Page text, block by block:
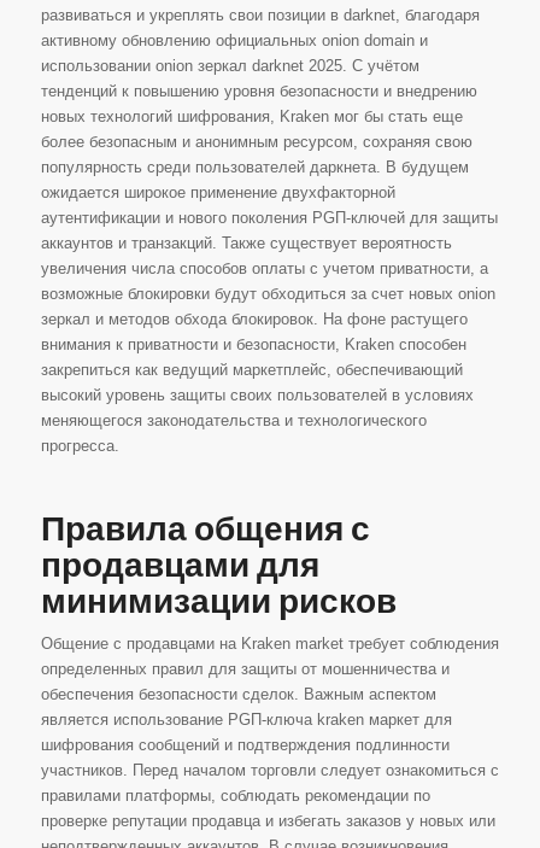
развиваться и укреплять свои позиции в darknet, благодаря
активному обновлению официальных onion domain и
использовании onion зеркал darknet 2025. С учётом
тенденций к повышению уровня безопасности и внедрению
новых технологий шифрования, Kraken мог бы стать еще
более безопасным и анонимным ресурсом, сохраняя свою
популярность среди пользователей даркнета. В будущем
ожидается широкое применение двухфакторной
аутентификации и нового поколения PGП-ключей для защиты
аккаунтов и транзакций. Также существует вероятность
увеличения числа способов оплаты с учетом приватности, а
возможные блокировки будут обходиться за счет новых onion
зеркал и методов обхода блокировок. На фоне растущего
внимания к приватности и безопасности, Kraken способен
закрепиться как ведущий маркетплейс, обеспечивающий
высокий уровень защиты своих пользователей в условиях
меняющегося законодательства и технологического
прогресса.
Правила общения с
продавцами для
минимизации рисков
Общение с продавцами на Kraken market требует соблюдения
определенных правил для защиты от мошенничества и
обеспечения безопасности сделок. Важным аспектом
является использование PGП-ключа kraken маркет для
шифрования сообщений и подтверждения подлинности
участников. Перед началом торговли следует ознакомиться с
правилами платформы, соблюдать рекомендации по
проверке репутации продавца и избегать заказов у новых или